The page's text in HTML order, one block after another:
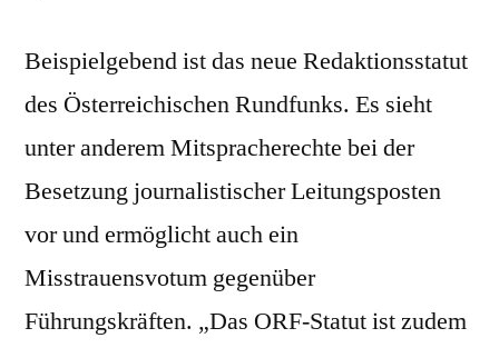
Beispielgebend ist das neue Redaktionsstatut
des Österreichischen Rundfunks. Es sieht
unter anderem Mitspracherechte bei der
Besetzung journalistischer Leitungsposten
vor und ermöglicht auch ein
Misstrauensvotum gegenüber
Führungskräften. „Das ORF-Statut ist zudem